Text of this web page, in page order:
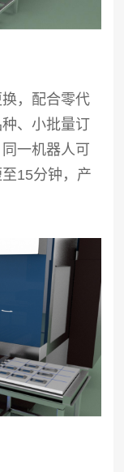
，配合零代
、小批量订
一机器人可
15分钟，产